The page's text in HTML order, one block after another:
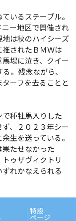
いるステーブル。
ー地区で開催され
は秋のハイシーズ
されたＢＭＷは
場に泣き、クイー
。残念ながら、
ーフを去ることと
種牡馬入りした
、２０２３年シー
生を送っている。
たせなかった
ゥザヴィクトリ
れかなえられる
特設
ページ